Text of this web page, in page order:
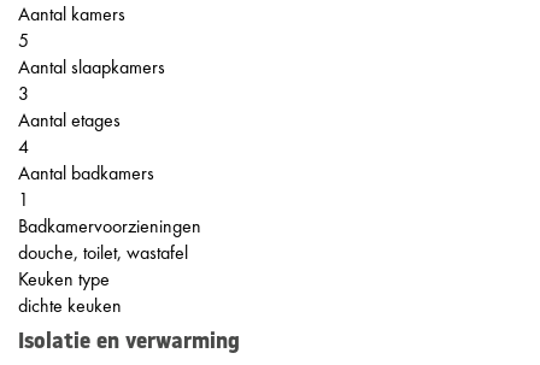
Aantal kamers
5
Aantal slaapkamers
3
Aantal etages
4
Aantal badkamers
1
Badkamervoorzieningen
douche, toilet, wastafel
Keuken type
dichte keuken
Isolatie en verwarming